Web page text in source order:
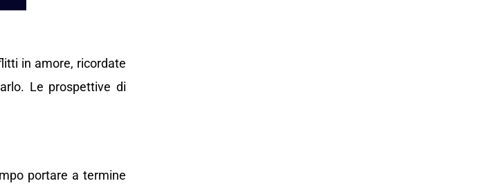
in amore, ricordate
Le prospettive di
portare a termine